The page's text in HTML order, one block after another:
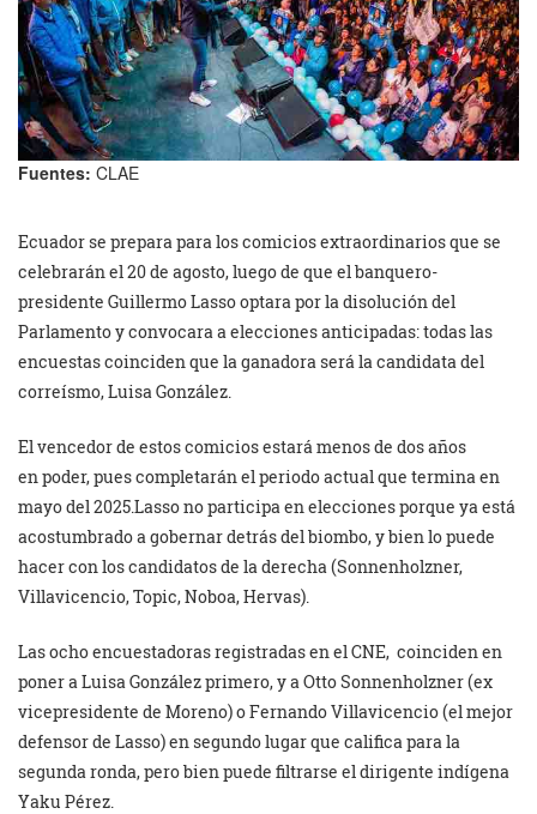
Fuentes: CLAE
Ecuador se prepara para los comicios extraordinarios que se
celebrarán el 20 de agosto, luego de que el banquero-
presidente Guillermo Lasso optara por la disolución del
Parlamento y convocara a elecciones anticipadas: todas las
encuestas coinciden que la ganadora será la candidata del
correísmo, Luisa González.
El vencedor de estos comicios estará menos de dos años
en poder, pues completarán el periodo actual que termina en
mayo del 2025.Lasso no participa en elecciones porque ya está
acostumbrado a gobernar detrás del biombo, y bien lo puede
hacer con los candidatos de la derecha (Sonnenholzner,
Villavicencio, Topic, Noboa, Hervas).
Las ocho encuestadoras registradas en el CNE, coinciden en
poner a Luisa González primero, y a Otto Sonnenholzner (ex
vicepresidente de Moreno) o Fernando Villavicencio (el mejor
defensor de Lasso) en segundo lugar que califica para la
segunda ronda, pero bien puede filtrarse el dirigente indígena
Yaku Pérez.